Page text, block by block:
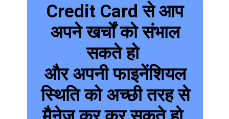
Credit Card से आप
अपने खर्चों को संभाल
सकते हो
और अपनी फाइनेंशियल
स्थिति को अच्छी तरह से